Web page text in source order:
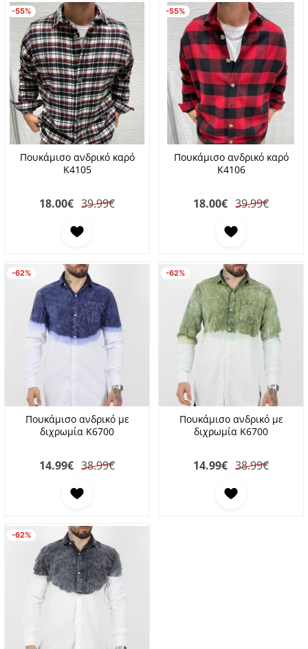
Πουκάμισο ανδρικό καρό
K4105
-55%
18.00€ 39.99€
Προσθήκη στα αγαπημένα
Πουκάμισο ανδρικό καρό
K4106
-55%
18.00€ 39.99€
Προσθήκη στα
Πουκάμισο ανδρικό με
διχρωμία K6700
-62%
14.99€ 38.99€
Προσθήκη στα αγαπημένα
Πουκάμισο ανδρικό με
διχρωμία K6700
-62%
14.99€ 38.99€
Προσθήκη στα
-62%